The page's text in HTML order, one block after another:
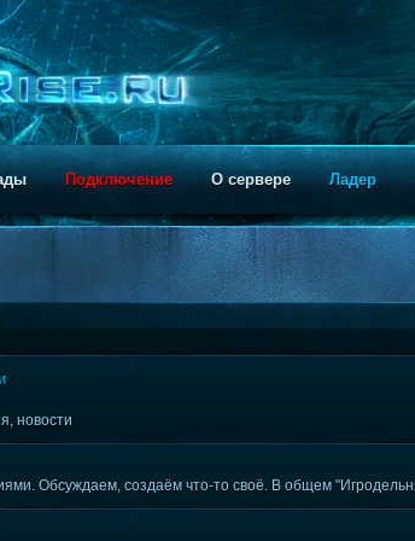
Подключение О сервере Ладер
новости
Обсуждаем, создаём что-то своё. В общем